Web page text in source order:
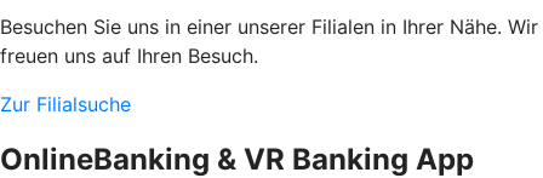
Besuchen Sie uns in einer unserer Filialen in Ihrer Nähe. Wir
freuen uns auf Ihren Besuch.
Zur Filialsuche
OnlineBanking & VR Banking App